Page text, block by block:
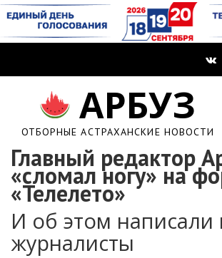
АРБУЗ
ОТБОРНЫЕ АСТРАХАНСКИЕ НОВОСТИ
Главный редактор
«сломал ногу» на
«Телелето»
И об этом
журналисты